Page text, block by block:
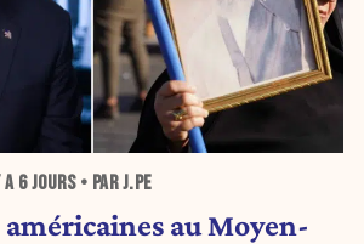
A6 JOURS• PAR J.PE
américaines au Moyen-